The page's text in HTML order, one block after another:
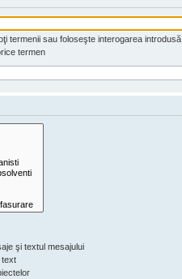
termenii sau foloseşte interogarea introdusă
termen
şi textul mesajului
text